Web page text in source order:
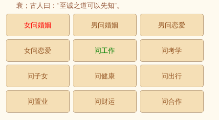
衰；古人曰：“至诚之道可以先知”。
女问婚姻 男问婚姻 男问恋爱
女问恋爱 问工作 问考学
问子女 问健康 问出行
问置业 问财运 问合作